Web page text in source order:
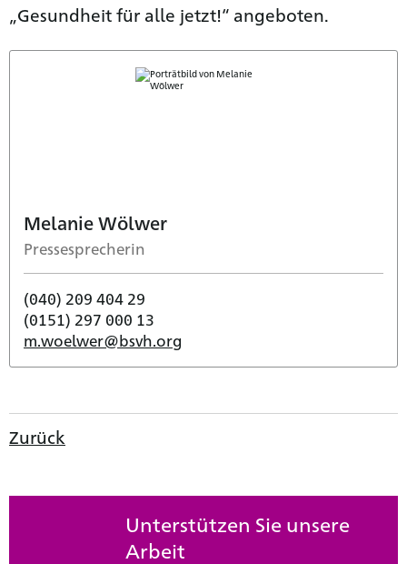
„Gesundheit für alle jetzt!“ angeboten.
Melanie Wölwer
Pressesprecherin
(040) 209 404 29
(0151) 297 000 13
m.woelwer@bsvh.org
Zurück
Unterstützen Sie unsere
Arbeit